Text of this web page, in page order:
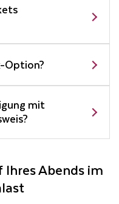
Option?
mit
Abends im